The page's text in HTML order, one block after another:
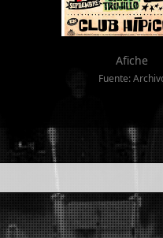
Afiche
Fuente: